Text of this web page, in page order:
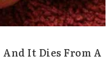
It Dies From A